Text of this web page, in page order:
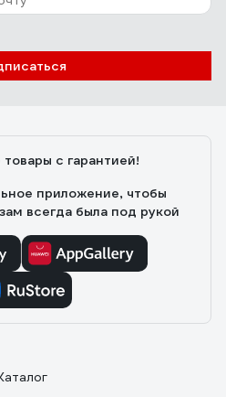
с гарантией!
приложение, чтобы
всегда была под рукой